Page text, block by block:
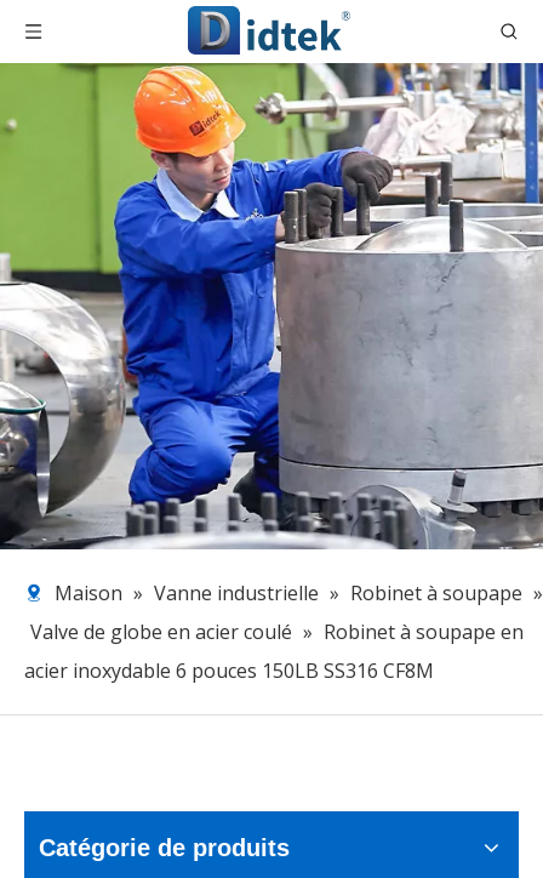
Maison » Vanne industrielle » Robinet à soupape »
Valve de globe en acier coulé » Robinet à soupape en
acier inoxydable 6 pouces 150LB SS316 CF8M
Catégorie de produits